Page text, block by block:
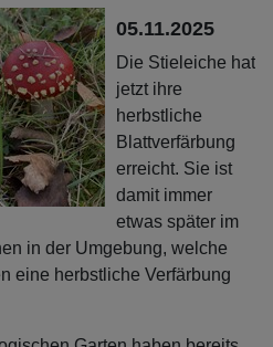
05.11.2025
Die Stieleiche hat
jetzt ihre
herbstliche
Blattverfärbung
erreicht. Sie ist
damit immer
etwas später im
in der Umgebung, welche
eine herbstliche Verfärbung